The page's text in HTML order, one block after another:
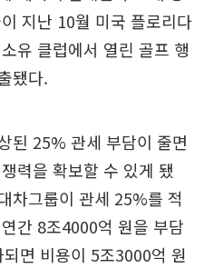
지난 10월 미국 플로리다
유 클럽에서 열린 골프 행
됐다.
된 25% 관세 부담이 줄면
력을 확보할 수 있게 됐
차그룹이 관세 25%를 적
간 8조4000억 원을 부담
면 비용이 5조3000억 원